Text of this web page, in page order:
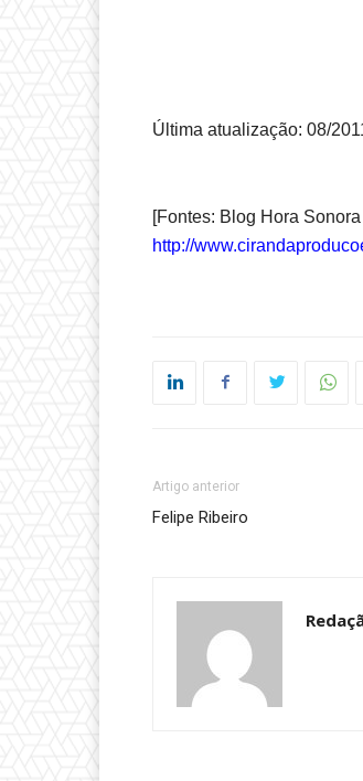
Última atualização: 08/
[Fontes: Blog Hora
http://
Artigo anterior
Felipe Ribeiro